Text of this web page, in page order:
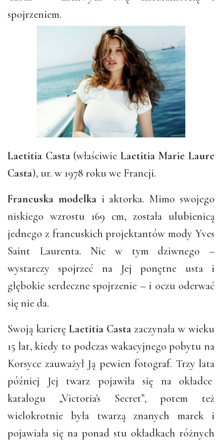
spojrzeniem.
Laetitia Casta(właściwie Laetitia Marie Laure
Casta), ur. w 1978 roku we Francji.
Francuska modelkai aktorka. Mimo swojego
niskiego wzrostu 169 cm, została ulubienicą
jednego z francuskich projektantów mody Yves
Saint Laurenta. Nic w tym dziwnego –
wystarczy spojrzeć na Jej ponętne usta i
głębokie serdeczne spojrzenie – i oczu oderwać
się nie da.
Swoją karierę Laetitia Casta zaczynała w wieku
15 lat, kiedy to podczas wakacyjnego pobytu na
Korsyce zauważył Ją pewien fotograf. Trzy lata
później Jej twarz pojawiła się na okładce
katalogu „Victoria's Secret”, potem też
wielokrotnie była twarzą znanych marek i
pojawiała się na ponad stu okładkach różnych